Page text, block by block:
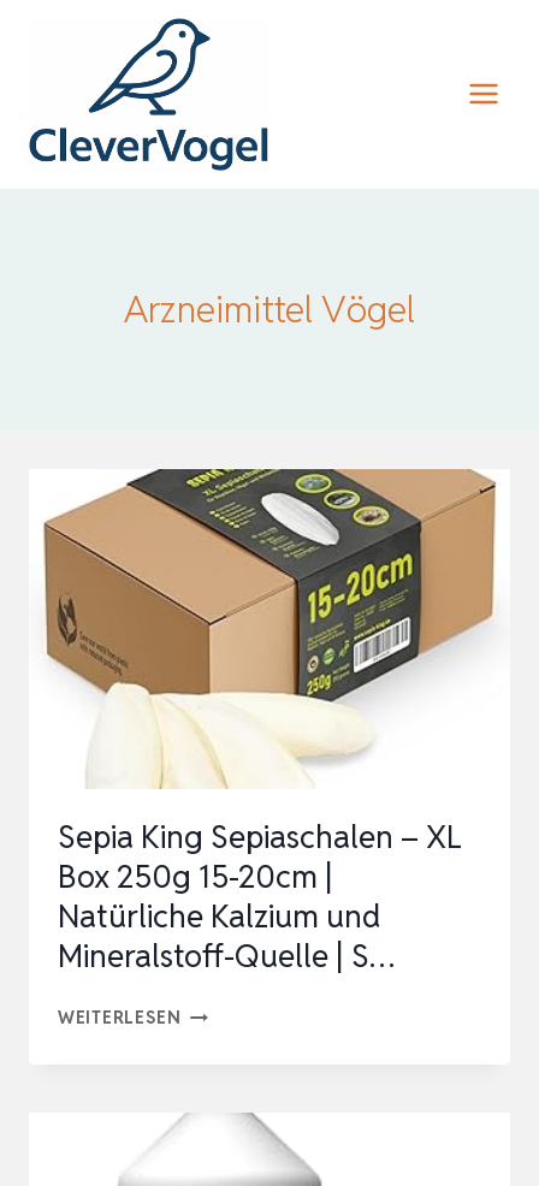
Arzneimittel Vögel
Sepia King Sepiaschalen – XL
Box 250g 15-20cm |
Natürliche Kalzium und
Mineralstoff-Quelle | S…
WEITERLESEN SEPIA
–